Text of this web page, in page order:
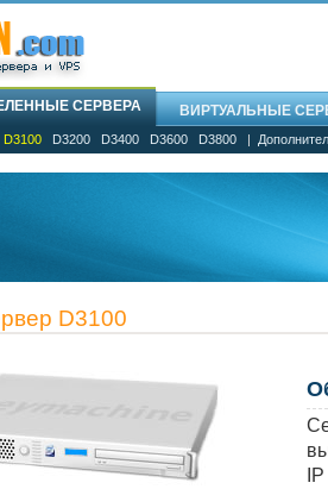
СЕРВЕРА ВИРТУАЛЬНЫЕ
D3100 D3200 D3400 D3600 D3800 |
D3100